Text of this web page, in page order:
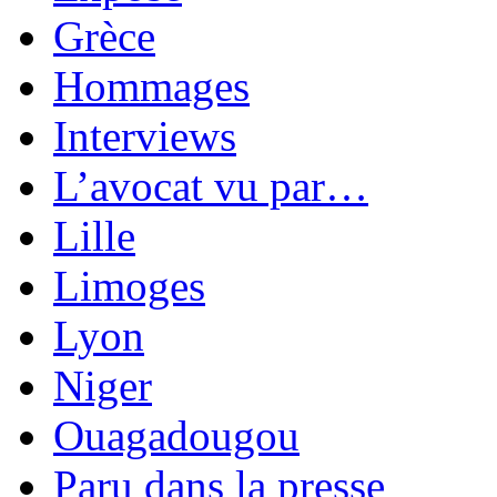
Grèce
Hommages
Interviews
L’avocat vu par…
Lille
Limoges
Lyon
Niger
Ouagadougou
Paru dans la presse